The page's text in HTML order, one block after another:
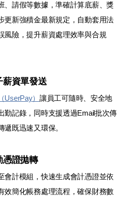
、請假等數據，準確計算底薪、獎
更新強積金最新規定，自動套用法
風險，提升薪資處理效率與合規
薪資單發送
UserPay）讓員工可隨時、安全地
勤記錄，同時支援透過Email批次傳
既迅速又環保。
憑證拋轉
會計模組，快速生成會計憑證並依
效簡化帳務處理流程，確保財務數